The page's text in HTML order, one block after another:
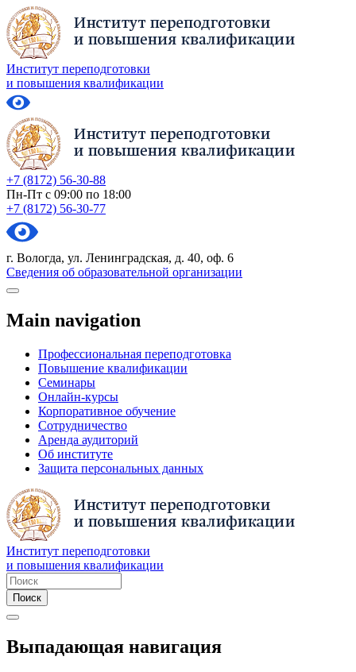
Институт переподготовки
и повышения квалификации
+7 (8172) 56-30-88
Пн-Пт с 09:00 по 18:00
+7 (8172) 56-30-77
г. Вологда, ул. Ленинградская, д. 40, оф. 6
Сведения об образовательной организации
Main navigation
Профессиональная переподготовка
Повышение квалификации
Семинары
Онлайн-курсы
Корпоративное обучение
Сотрудничество
Аренда аудиторий
Об институте
Защита персональных данных
Институт переподготовки
и повышения квалификации
Выпадающая навигация